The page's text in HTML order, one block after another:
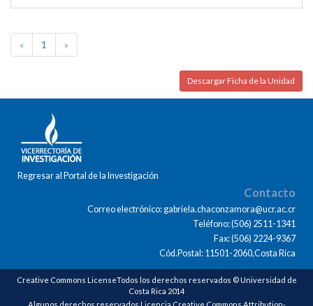
« 1 »
Descargar Ficha de la Unidad
Regresar al Portal de la Investigación
Contacto
Correo electrónico: gabriela.chaconzamora@ucr.ac.cr
Teléfono: (506) 2511-1341
Fax: (506) 2224-9367
Cód.Postal: 11501-2060,Costa Rica
Creative Commons LicenseTodos los derechos reservados © Universidad de
Costa Rica 2014